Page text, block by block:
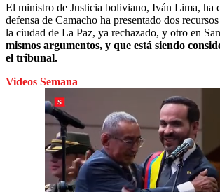
El ministro de Justicia boliviano, Iván Lima, ha
defensa de Camacho ha presentado dos
la ciudad de La Paz, ya rechazado, y otro en
mismos argumentos, y que está siendo
el tribunal.
Videos Semana